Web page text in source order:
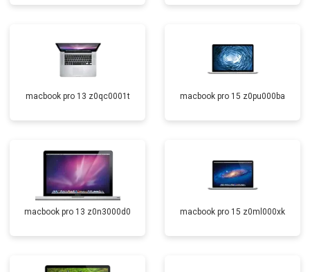
macbook pro 13 z0qc0001t macbook pro 15 z0pu000ba
macbook pro 13 z0n3000d0 macbook pro 15 z0ml000xk